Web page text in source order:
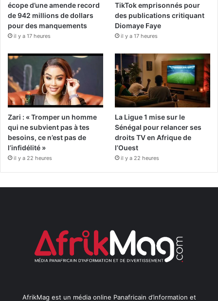
écope d’une amende record
de 942 millions de dollars
pour des manquements
il y a 17 heures
TikTok emprisonnés pour
des publications critiquant
Diomaye Faye
il y a 17 heures
Zari : « Tromper un homme
qui ne subvient pas à tes
besoins, ce n’est pas de
l’infidélité »
il y a 22 heures
La Ligue 1 mise sur le
Sénégal pour relancer ses
droits TV en Afrique de
l’Ouest
il y a 22 heures
AfrikMag est un média online Panafricain d’information et